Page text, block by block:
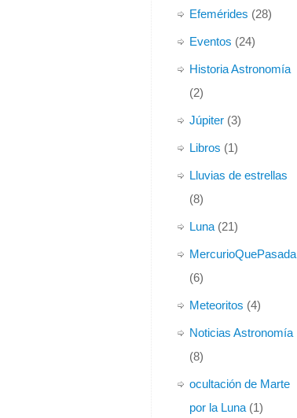
Efemérides (28)
Eventos (24)
Historia Astronomía
(2)
Júpiter (3)
Libros (1)
Lluvias de estrellas
(8)
Luna (21)
MercurioQuePasada
(6)
Meteoritos (4)
Noticias Astronomía
(8)
ocultación de Marte
por la Luna (1)